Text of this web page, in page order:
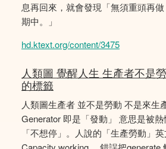
息再回來，就會發現「無須重頭再
期中。」
hd.ktext.org/content/3475
人類圖 覺醒人生 生產者不是
的標籤
人類圖生產者 並不是勞動 不是來生
Generator 即是「發動」 意思是被
「不想停」。人說的「生產勞動」